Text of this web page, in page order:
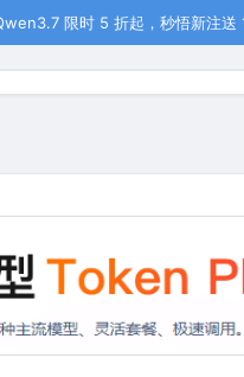
限时 5 折起，秒悟新注